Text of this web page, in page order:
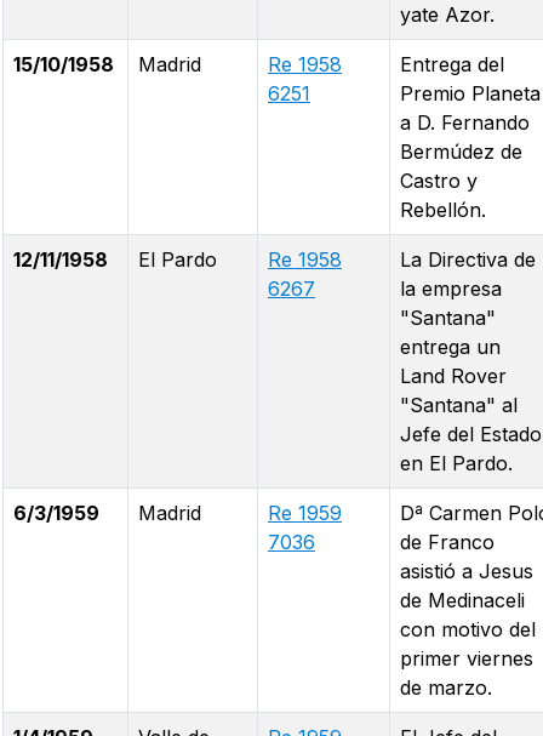
yate Azor.
15/10/1958 Madrid
Re 1958
6251
Entrega del
Premio Planeta
a D. Fernando
Bermúdez de
Castro y
Rebellón.
12/11/1958 El Pardo
Re 1958
6267
La Directiva de
la empresa
"Santana"
entrega un
Land Rover
"Santana" al
Jefe del Estado
en El Pardo.
6/3/1959 Madrid
Re 1959
7036
Dª Carmen
de Franco
asistió a Jesus
de Medinaceli
con motivo del
primer viernes
de marzo.